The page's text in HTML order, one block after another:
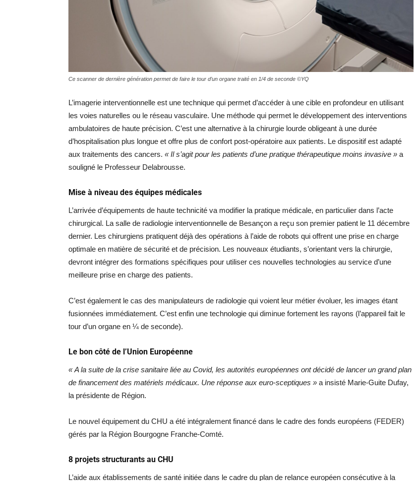
Ce scanner de dernière génération permet de faire le tour d’un organe traité en 1/4 de seconde ©YQ
L’imagerie interventionnelle est une technique qui permet d’accéder à une cible en profondeur en utilisant
les voies naturelles ou le réseau vasculaire. Une méthode qui permet le développement des interventions
ambulatoires de haute précision. C’est une alternative à la chirurgie lourde obligeant à une durée
d’hospitalisation plus longue et offre plus de confort post-opératoire aux patients. Le dispositif est adapté
aux traitements des cancers. « Il s’agit pour les patients d’une pratique thérapeutique moins invasive » a
souligné le Professeur Delabrousse.
Mise à niveau des équipes médicales
L’arrivée d’équipements de haute technicité va modifier la pratique médicale, en particulier dans l’acte
chirurgical. La salle de radiologie interventionnelle de Besançon a reçu son premier patient le 11 décembre
dernier. Les chirurgiens pratiquent déjà des opérations à l’aide de robots qui offrent une prise en charge
optimale en matière de sécurité et de précision. Les nouveaux étudiants, s’orientant vers la chirurgie,
devront intégrer des formations spécifiques pour utiliser ces nouvelles technologies au service d’une
meilleure prise en charge des patients.
C’est également le cas des manipulateurs de radiologie qui voient leur métier évoluer, les images étant
fusionnées immédiatement. C’est enfin une technologie qui diminue fortement les rayons (l’appareil fait le
tour d’un organe en ¼ de seconde).
Le bon côté de l’Union Européenne
« A la suite de la crise sanitaire liée au Covid, les autorités européennes ont décidé de lancer un grand plan
de financement des matériels médicaux. Une réponse aux euro-sceptiques » a insisté Marie-Guite Dufay,
la présidente de Région.
Le nouvel équipement du CHU a été intégralement financé dans le cadre des fonds européens (FEDER)
gérés par la Région Bourgogne Franche-Comté.
8 projets structurants au CHU
L’aide aux établissements de santé initiée dans le cadre du plan de relance européen consécutive à la